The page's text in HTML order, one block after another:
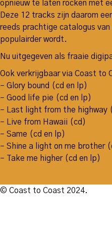
opnieuw te laten rocken met
Deze 12 tracks zijn daarom
reeds prachtige catalogus
populairder wordt.
Nu uitgegeven als fraaie
Ook verkrijgbaar via Coast to
– Glory bound (cd en lp)
– Good life pie (cd en lp)
– Last light from the highway
– Live from Hawaii (cd)
– Same (cd en lp)
– Shine a light on me brother
– Take me higher (cd en lp)
© Coast to Coast 2024.